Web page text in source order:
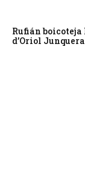
Rufián boicoteja
d’Oriol